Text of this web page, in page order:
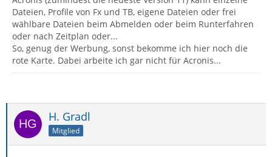
Dateien, Profile von Fx und TB, eigene Dateien oder frei
wählbare Dateien beim Abmelden oder beim Runterfahren
oder nach Zeitplan oder...
So, genug der Werbung, sonst bekomme ich hier noch die
rote Karte. Dabei arbeite ich gar nicht für Acronis...
H. Gradl
Mitglied